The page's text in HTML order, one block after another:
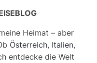
Heimat – aber
Österreich, Italien,
entdecke die Welt